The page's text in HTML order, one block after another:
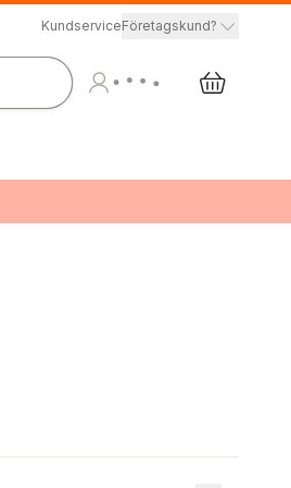
KundserviceFöretagskund?